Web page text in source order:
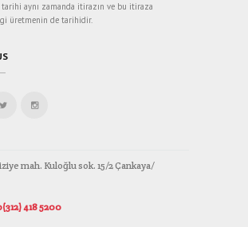
aynı zamanda itirazın ve bu itiraza
üretmenin de tarihidir.
mah. Kuloğlu sok. 15/2 Çankaya/
418 5200